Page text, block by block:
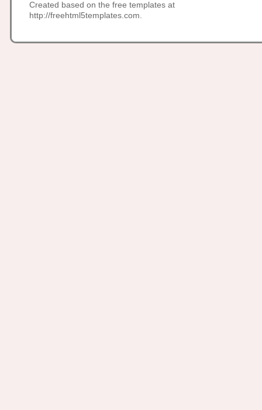
Created based on the free templates at
http://freehtml5templates.com